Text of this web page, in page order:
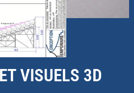
VISUELS 3D